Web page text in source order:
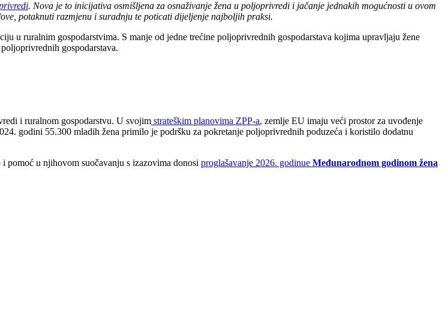
. Nova je to inicijativa osmišljena za osnaživanje žena u poljoprivredi i jačanje jednakih mogućnosti u ovom
potaknuti razmjenu i suradnju te poticati dijeljenje najboljih praksi.
u ruralnim gospodarstvima. S manje od jedne trećine poljoprivrednih gospodarstava kojima upravljaju žene
gospodarstava.
i ruralnom gospodarstvu. U svojim strateškim planovima ZPP-a, zemlje EU imaju veći prostor za uvođenje
godini 55.300 mladih žena primilo je podršku za pokretanje poljoprivrednih poduzeća i koristilo dodatnu
pomoć u njihovom suočavanju s izazovima donosi proglašavanje 2026. godinue Međunarodnom godinom žena